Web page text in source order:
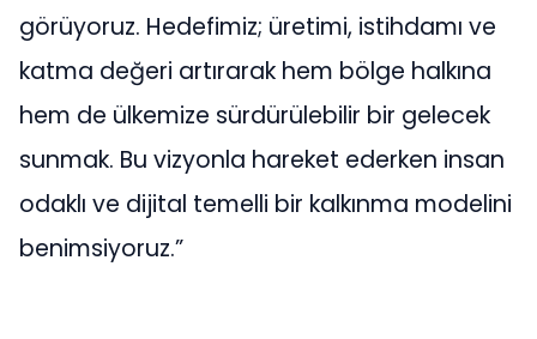
görüyoruz. Hedefimiz; üretimi, istihdamı ve
katma değeri artırarak hem bölge halkına
hem de ülkemize sürdürülebilir bir gelecek
sunmak. Bu vizyonla hareket ederken insan
odaklı ve dijital temelli bir kalkınma modelini
benimsiyoruz.”